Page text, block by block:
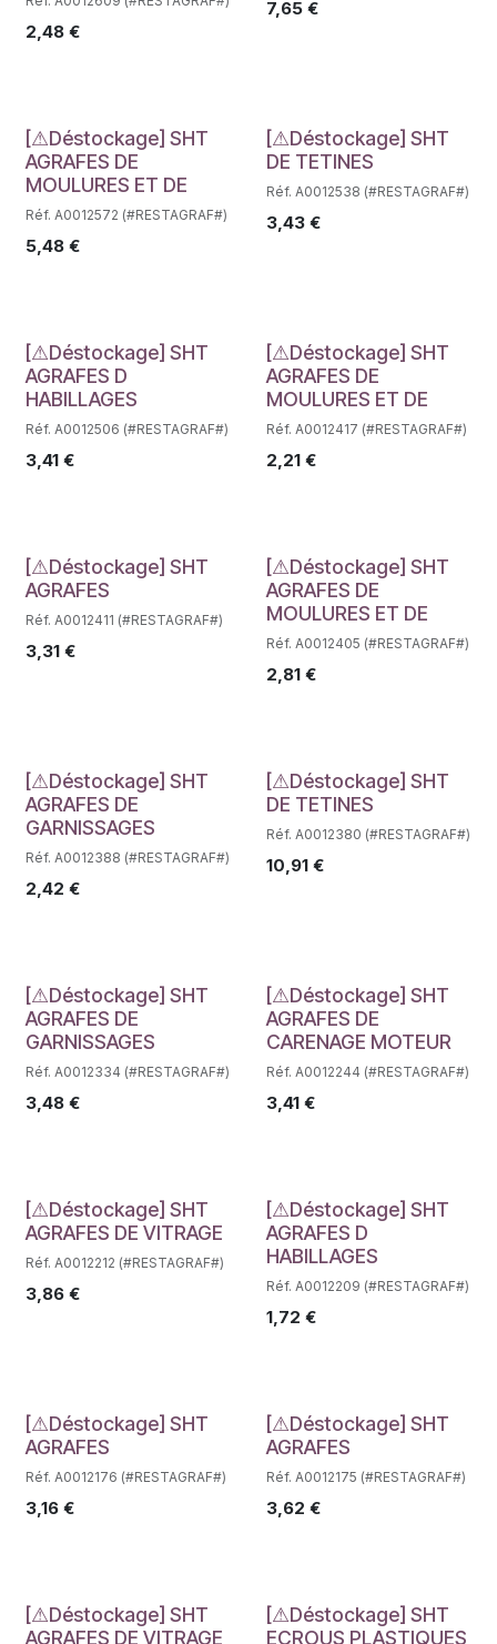
2,48 €
7,65€
Déstockage
[⚠Déstockage] SHT
AGRAFES DE
MOULURES ET DE
Réf. A0012572 (#RESTAGRAF#)
5,48 €
Déstockage
[⚠Déstockage] SHT
DE TETINES
Réf. A0012538 (#RESTAGRAF#)
3,43€
Déstockage
[⚠Déstockage] SHT
AGRAFES D
HABILLAGES
Réf. A0012506 (#RESTAGRAF#)
3,41 €
Déstockage
[⚠Déstockage] SHT
AGRAFES DE
MOULURES ET DE
Réf. A0012417 (#RESTAGRAF#)
2,21€
Déstockage
[⚠Déstockage] SHT
AGRAFES
Réf. A0012411 (#RESTAGRAF#)
3,31 €
Déstockage
[⚠Déstockage] SHT
AGRAFES DE
MOULURES ET DE
Réf. A0012405 (#RESTAGRAF#)
2,81€
Déstockage
[⚠Déstockage] SHT
AGRAFES DE
GARNISSAGES
Réf. A0012388 (#RESTAGRAF#)
2,42 €
Déstockage
[⚠Déstockage] SHT
DE TETINES
Réf. A0012380 (#RESTAGRAF#)
10,91€
Déstockage
[⚠Déstockage] SHT
AGRAFES DE
GARNISSAGES
Réf. A0012334 (#RESTAGRAF#)
3,48 €
Déstockage
[⚠Déstockage] SHT
AGRAFES DE
CARENAGE MOTEUR
Réf. A0012244 (#RESTAGRAF#)
3,41€
Déstockage
[⚠Déstockage] SHT
AGRAFES DE VITRAGE
Réf. A0012212 (#RESTAGRAF#)
3,86 €
Déstockage
[⚠Déstockage] SHT
AGRAFES D
HABILLAGES
Réf. A0012209 (#RESTAGRAF#)
1,72 €
Déstockage
[⚠Déstockage] SHT
AGRAFES
Réf. A0012176 (#RESTAGRAF#)
3,16 €
Déstockage
[⚠Déstockage] SHT
AGRAFES
Réf. A0012175 (#RESTAGRAF#)
3,62 €
[⚠Déstockage] SHT
AGRAFES DE VITRAGE
[⚠Déstockage] SHT
ECROUS PLASTIQUES